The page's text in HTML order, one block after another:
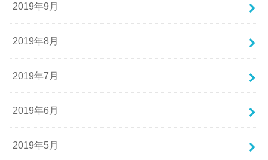
2019年9月
2019年8月
2019年7月
2019年6月
2019年5月